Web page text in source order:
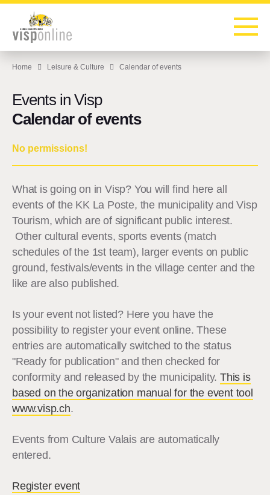
To the homepage
To the main navigation
To search
To the main content
To the footer
Home Leisure & Culture Calendar of events
Events in Visp
Calendar of events
No permissions!
What is going on in Visp? You will find here all
events of the KK La Poste, the municipality and Visp
Tourism, which are of significant public interest.
Other cultural events, sports events (match
schedules of the 1st team), larger events on public
ground, festivals/events in the village center and the
like are also published.
Is your event not listed? Here you have the
possibility to register your event online. These
entries are automatically switched to the status
"Ready for publication" and then checked for
conformity and released by the municipality. This is
based on the organization manual for the event tool
www.visp.ch.
Events from Culture Valais are automatically
entered.
Register event